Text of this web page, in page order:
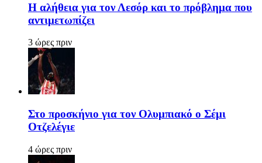
Η αλήθεια για τον Λεσόρ και το πρόβλημα που
αντιμετωπίζει
3 ώρες πριν
Στο προσκήνιο για τον Ολυμπιακό ο Σέμι
Οτζελέγιε
4 ώρες πριν